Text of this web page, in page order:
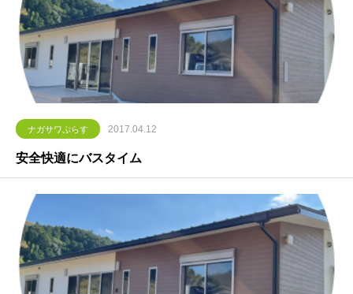
ナガサワぷらす 2017.04.12
安全快適にバスタイム